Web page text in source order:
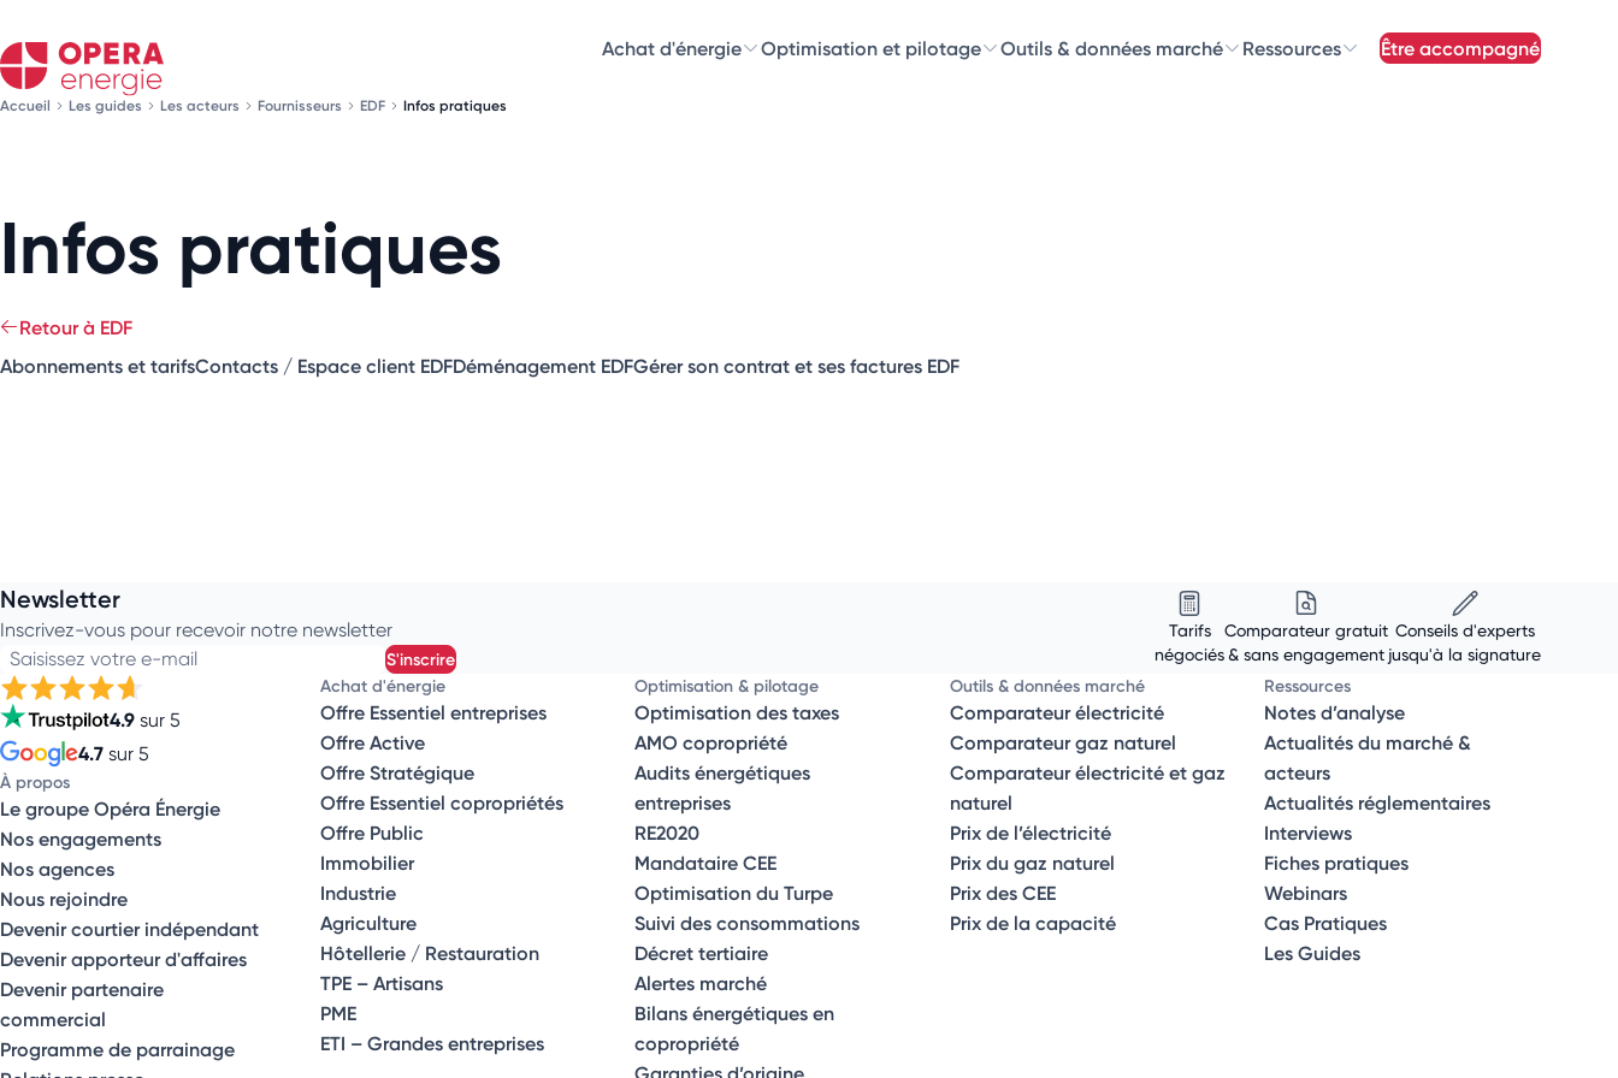
Achat d'énergie Optimisation et pilotage Outils & données marché Ressources être accompagné
Accueil Les guides Les acteurs Fournisseurs EDF Infos pratiques
Infos pratiques
Retour à EDF
Abonnements et tarifsContacts / Espace client EDFDéménagement EDFGérer son contrat et ses factures EDF
Newsletter
Inscrivez-vous pour recevoir notre newsletter
Saisissez votre e-mail
s'inscrire
Tarifs
négociés
Comparateur gratuit
& sans engagement
Conseils d'experts
jusqu'à la signature
4.9 sur 5
4.7 sur 5
À propos
Le groupe Opéra Énergie
Nos engagements
Nos agences
Nous rejoindre
Devenir courtier indépendant
Devenir apporteur d'affaires
Devenir partenaire
commercial
Programme de parrainage
Achat d'énergie
Offre Essentiel entreprises
Offre Active
Offre Stratégique
Offre Essentiel copropriétés
Offre Public
Immobilier
Industrie
Agriculture
Hôtellerie / Restauration
TPE – Artisans
PME
ETI – Grandes entreprises
Optimisation & pilotage
Optimisation des taxes
AMO copropriété
Audits énergétiques
entreprises
RE2020
Mandataire CEE
Optimisation du Turpe
Suivi des consommations
Décret tertiaire
Alertes marché
Bilans énergétiques en
copropriété
Garanties d’origine
Outils & données marché
Comparateur électricité
Comparateur gaz naturel
Comparateur électricité et gaz
naturel
Prix de l’électricité
Prix du gaz naturel
Prix des CEE
Prix de la capacité
Ressources
Notes d’analyse
Actualités du marché &
acteurs
Actualités réglementaires
Interviews
Fiches pratiques
Webinars
Cas Pratiques
Les Guides